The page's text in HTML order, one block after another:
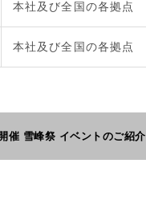
本社及び全国の各拠点
本社及び全国の各拠点
催 雪峰祭 イベントのご紹介